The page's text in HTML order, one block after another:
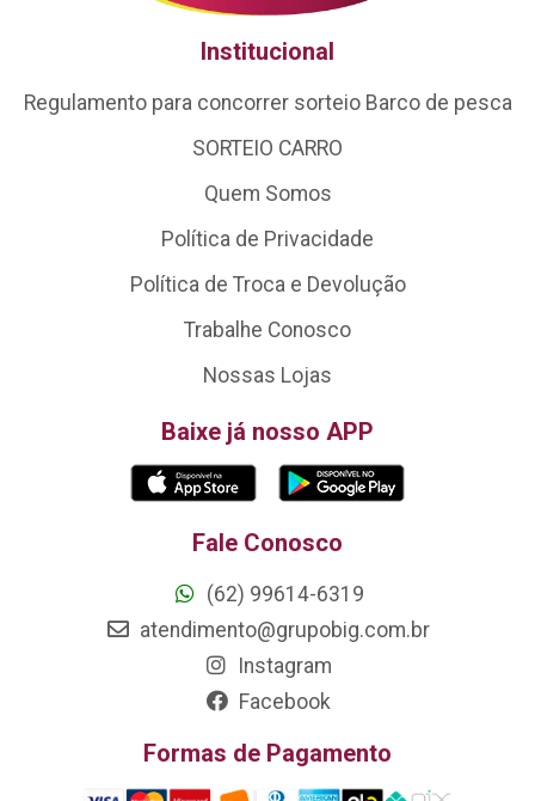
Institucional
Regulamento para concorrer sorteio Barco de pesca
SORTEIO CARRO
Quem Somos
Política de Privacidade
Política de Troca e Devolução
Trabalhe Conosco
Nossas Lojas
Baixe já nosso APP
Fale Conosco
(62) 99614-6319
atendimento@grupobig.com.br
Instagram
Facebook
Formas de Pagamento